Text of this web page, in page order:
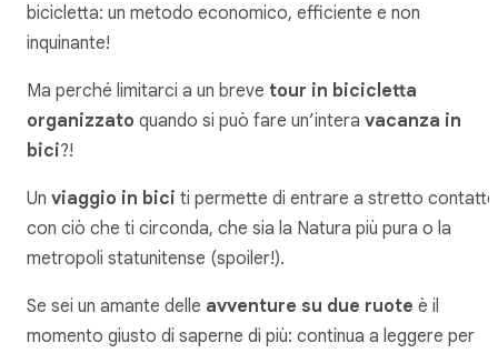
bicicletta: un metodo economico, efficiente e non
inquinante!
Ma perché limitarci a un breve tour in bicicletta
organizzato quando si può fare un’intera vacanza in
bici?!
Un viaggio in bici ti permette di entrare a stretto contatto
con ciò che ti circonda, che sia la Natura più pura o la
metropoli statunitense (spoiler!).
Se sei un amante delle avventure su due ruote è il
momento giusto di saperne di più: continua a leggere per